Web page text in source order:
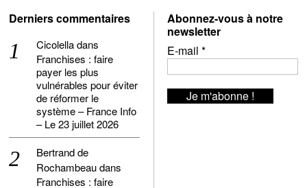
Derniers commentaires
Cicolelladans
Franchises : faire
payer les plus
vulnérables pour éviter
de réformer le
système – France Info
– Le 23 juillet 2026
Bertrand de
Rochambeaudans
Franchises : faire
Abonnez-vous à notre
newsletter
E-mail *